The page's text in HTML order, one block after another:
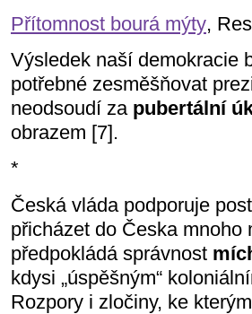
Přítomnost bourá mýty,
Výsledek naší demokracie
potřebné zesměšňovat
neodsoudí za pubertální
obrazem [7].
*
Česká vláda podporuje
přicházet do Česka
předpokládá správnost
kdysi „úspěšným“
Rozpory i zločiny, ke